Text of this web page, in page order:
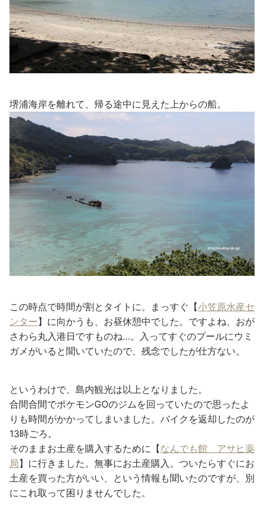
堺浦海岸を離れて、帰る途中に見えた上からの船。
この時点で時間が割とタイトに。まっすぐ【小笠原水産セ
ンター】に向かうも、お昼休憩中でした。ですよね、おが
さわら丸入港日ですものね…。入ってすぐのプールにウミ
ガメがいると聞いていたので、残念でしたが仕方ない。
というわけで、島内観光は以上となりました。
合間合間でポケモンGOのジムを回っていたので思ったよ
りも時間がかかってしまいました。バイクを返却したのが
13時ごろ。
そのままお土産を購入するために【なんでも館 アサヒ薬
局】に行きました。無事にお土産購入。ついたらすぐにお
土産を買った方がいい、という情報も聞いたのですが、別
にこれ取って困りませんでした。